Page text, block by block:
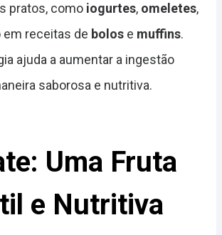
pratos, como iogurtes, omeletes,
receitas de bolos e muffins.
ajuda a aumentar a ingestão
saborosa e nutritiva.
Uma Fruta
e Nutritiva